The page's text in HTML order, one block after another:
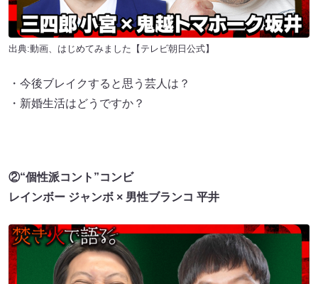
出典:動画、はじめてみました【テレビ朝日公式】
・今後ブレイクすると思う芸人は？
・新婚生活はどうですか？
②“個性派コント”コンビ
レインボー ジャンボ × 男性ブランコ 平井